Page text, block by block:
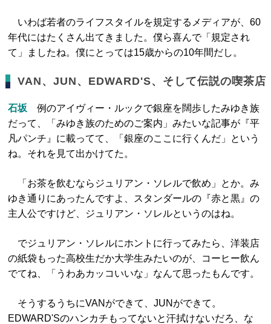
いわば若者のライフスタイルを規定するメディアが、60
年代にはたくさん出てきました。僕ら喜んで「規定され
て」ましたね。僕にとっては15歳からの10年間だし。
VAN、JUN、EDWARD'S、そして伝説の喫茶店
石坂 例のアイヴィー・ルックで銀座を闊歩したみゆき族
だって、「みゆき族のためのご案内」みたいな記事が『平
凡パンチ』に載ってて、「銀座のここに行くんだ」という
ね。それを見て出かけてた。
「お茶を飲むならジュリアン・ソレルで飲め」とか。み
ゆき通りにあったんですよ、スタンダールの『赤と黒』の
主人公ですけど、ジュリアン・ソレルというのはね。
でジュリアン・ソレルにホントに行ってみたら、洋装店
の紙袋もった高校生だか大学生みたいのが、コーヒー飲ん
でてね、「うわあカッコいいな」なんて思ったもんです。
そうするうちにVANができて、JUNができて。
EDWARD'Sのハンカチもってないと汗拭けないだろ、な